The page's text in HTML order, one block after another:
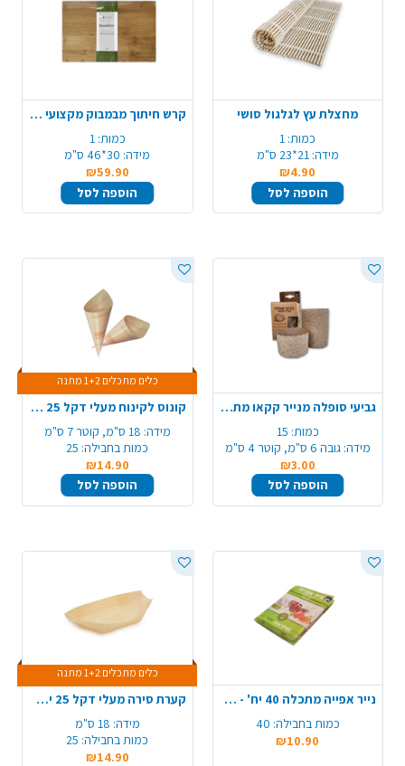
מחצלת עץ לגלגול סושי
כמות: 1
מידה: 21*23 ס"מ
₪4.90
הוספה לסל
קרש חיתוך מבמבוק מקצועי - גדול
כמות: 1
מידה: 30*46 ס"מ
₪59.90
הוספה לסל
גביעי סופלה מנייר קקאו מתכלה 15 יח' - טבעי
כמות: 15
מידה: גובה 6 ס"מ, קוטר 4 ס"מ
₪3.00
הוספה לסל
כלים מתכלים 1+2 מתנה
קונוס לקינוח מעלי דקל 25 יח' - גדול
מידה: 18 ס"מ, קוטר 7 ס"מ
כמות בחבילה: 25
₪14.90
הוספה לסל
נייר אפייה מתכלה 40 יח' - חום
כמות בחבילה: 40
₪10.90
כלים מתכלים 1+2 מתנה
קערת סירה מעלי דקל 25 יח' 180 מ"מ - גדול
מידה: 18 ס"מ
כמות בחבילה: 25
₪14.90